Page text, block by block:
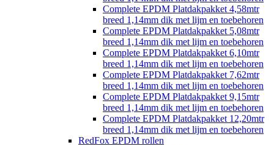
Complete EPDM Platdakpakket 4,58mtr
breed 1,14mm dik met lijm en toebehoren
Complete EPDM Platdakpakket 5,08mtr
breed 1,14mm dik met lijm en toebehoren
Complete EPDM Platdakpakket 6,10mtr
breed 1,14mm dik met lijm en toebehoren
Complete EPDM Platdakpakket 7,62mtr
breed 1,14mm dik met lijm en toebehoren
Complete EPDM Platdakpakket 9,15mtr
breed 1,14mm dik met lijm en toebehoren
Complete EPDM Platdakpakket 12,20mtr
breed 1,14mm dik met lijm en toebehoren
RedFox EPDM rollen